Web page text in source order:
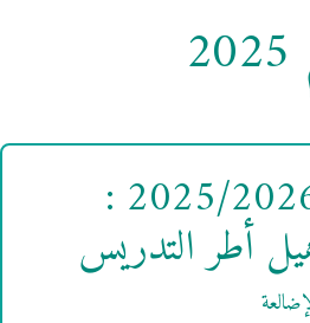
مباراة التعليم 2025/2026 :
أطر التدريس